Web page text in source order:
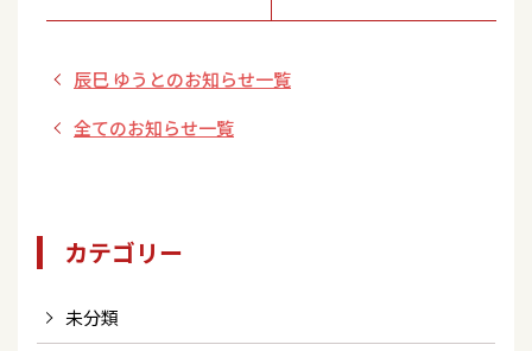
【十和田地方卸売
演！
森かおりデビュー30
辰巳 ゆうとのお知らせ一覧
全てのお知らせ一覧
カテゴリー
未分類